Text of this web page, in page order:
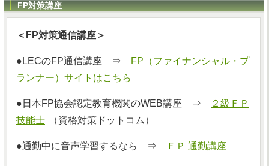
FP対策講座
＜FP対策通信講座＞
●LECのFP通信講座 ⇒
FP（ファイナンシャル・プ
ランナー）サイトはこちら
●日本FP協会認定教育機関のWEB講座 ⇒
２級ＦＰ
技能士
（資格対策ドットコム）
●通勤中に音声学習するなら ⇒ ＦＰ 通勤講座